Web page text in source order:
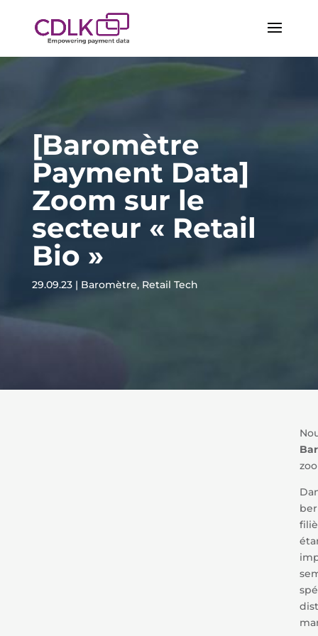
[Baromètre
Payment Data]
Zoom sur le
secteur « Retail
Bio »
29.09.23| Baromètre, Retail Tech